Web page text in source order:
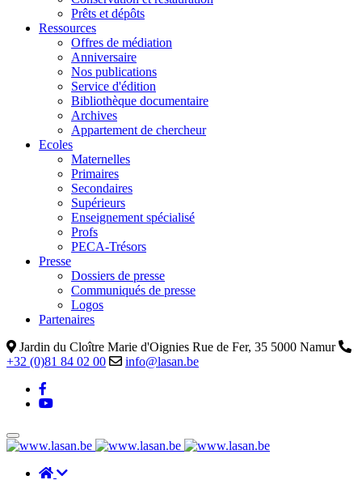
Prêts et dépôts
Ressources
Offres de médiation
Anniversaire
Nos publications
Service d'édition
Bibliothèque documentaire
Archives
Appartement de chercheur
Ecoles
Maternelles
Primaires
Secondaires
Supérieurs
Enseignement spécialisé
Profs
PECA-Trésors
Presse
Dossiers de presse
Communiqués de presse
Logos
Partenaires
Jardin du Cloître Marie d'Oignies Rue de Fer, 35 5000 Namur
+32 (0)81 84 02 00
info@lasan.be